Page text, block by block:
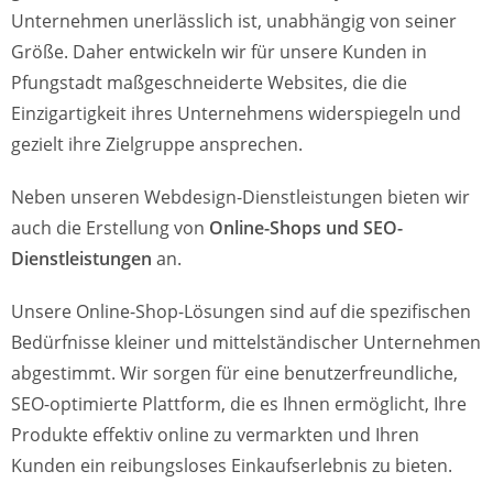
Unternehmen unerlässlich ist, unabhängig von seiner
Größe. Daher entwickeln wir für unsere Kunden in
Pfungstadt maßgeschneiderte Websites, die die
Einzigartigkeit ihres Unternehmens widerspiegeln und
gezielt ihre Zielgruppe ansprechen.
Neben unseren Webdesign-Dienstleistungen bieten wir
auch die Erstellung von Online-Shops und SEO-
Dienstleistungen an.
Unsere Online-Shop-Lösungen sind auf die spezifischen
Bedürfnisse kleiner und mittelständischer Unternehmen
abgestimmt. Wir sorgen für eine benutzerfreundliche,
SEO-optimierte Plattform, die es Ihnen ermöglicht, Ihre
Produkte effektiv online zu vermarkten und Ihren
Kunden ein reibungsloses Einkaufserlebnis zu bieten.